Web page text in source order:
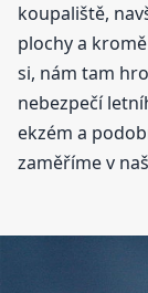
koupaliště,
plochy a
si, nám tam
nebezpečí
ekzém a
zaměříme v